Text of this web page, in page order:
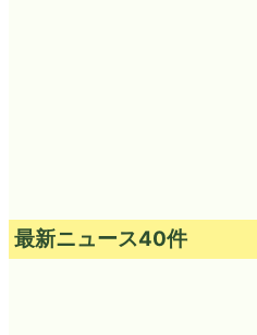
最新ニュース40件